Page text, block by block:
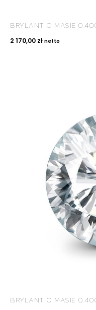
BRYLANT O MASIE
2 170,00 zł netto
BRYLANT O MASIE